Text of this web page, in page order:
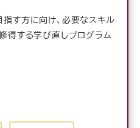
す方に向け、必要なスキル
得する学び直しプログラム